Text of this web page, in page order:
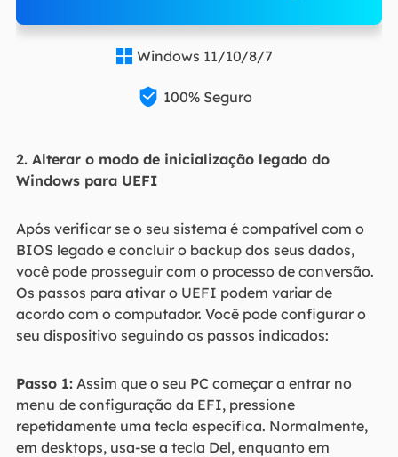
 Windows 11/10/8/7
 100% Seguro
2. Alterar o modo de inicialização legado do
Windows para UEFI
Após verificar se o seu sistema é compatível com o
BIOS legado e concluir o backup dos seus dados,
você pode prosseguir com o processo de conversão.
Os passos para ativar o UEFI podem variar de
acordo com o computador. Você pode configurar o
seu dispositivo seguindo os passos indicados:
Passo 1:Assim que o seu PC começar a entrar no
menu de configuração da EFI, pressione
repetidamente uma tecla específica. Normalmente,
em desktops, usa-se a tecla Del, enquanto em